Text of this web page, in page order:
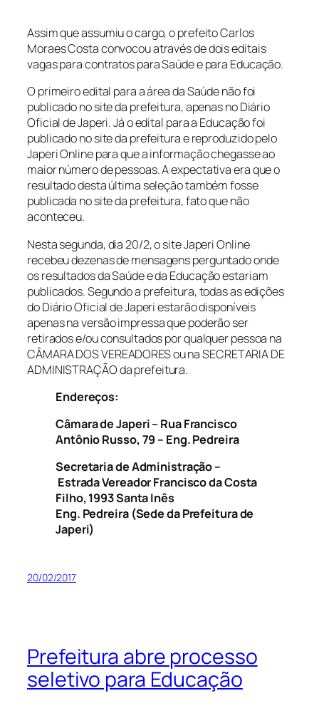
Assim que assumiu o cargo, o prefeito Carlos
Moraes Costa convocou através de dois editais
vagas para contratos para Saúde e para Educação.
O primeiro edital para a área da Saúde não foi
publicado no site da prefeitura, apenas no Diário
Oficial de Japeri. Já o edital para a Educação foi
publicado no site da prefeitura e reproduzido pelo
Japeri Online para que a informação chegasse ao
maior número de pessoas. A expectativa era que o
resultado desta última seleção também fosse
publicada no site da prefeitura, fato que não
aconteceu.
Nesta segunda, dia 20/2, o site Japeri Online
recebeu dezenas de mensagens perguntado onde
os resultados da Saúde e da Educação estariam
publicados. Segundo a prefeitura, todas as edições
do Diário Oficial de Japeri estarão disponíveis
apenas na versão impressa que poderão ser
retirados e/ou consultados por qualquer pessoa na
CÂMARA DOS VEREADORES ou na SECRETARIA DE
ADMINISTRAÇÃO da prefeitura.
Endereços:
Câmara de Japeri – Rua Francisco
Antônio Russo, 79 – Eng. Pedreira
Secretaria de Administração –
Estrada Vereador Francisco da Costa
Filho, 1993 Santa Inês
Eng. Pedreira (Sede da Prefeitura de
Japeri)
20/02/2017
Prefeitura abre processo
seletivo para Educação